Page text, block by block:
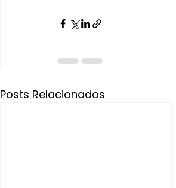
Posts Relacionados